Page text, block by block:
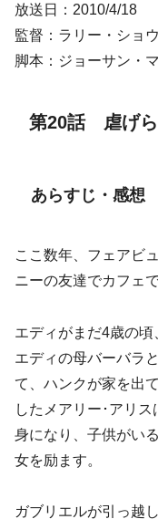
放送日：2010/4/18
監督：ラリー・ショウ
脚本：ジョーサン・
第20話 虐げ
あらすじ・感想
ここ数年、フェアビ
ニーの友達でカフェ
エディがまだ4歳の
エディの母バーバラ
て、ハンクが家を出
したメアリー･アリ
身になり、子供がい
女を励ます。
ガブリエルが引っ越